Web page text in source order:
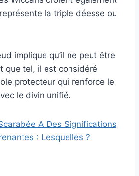
la triple déesse ou
implique qu’il ne peut être
que tel, il est considéré
protecteur qui renforce le
le divin unifié.
A Des Significations
: Lesquelles ?